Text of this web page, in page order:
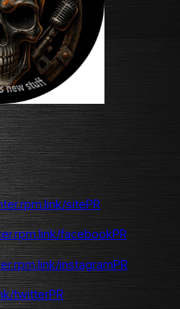
sitePR
facebookPR
instagramPR
twitterPR